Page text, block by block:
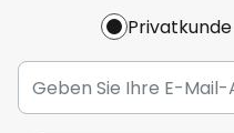
Privatkunde